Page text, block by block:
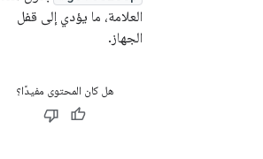
العلامة، ما يؤدي إلى قفل
الجهاز.
هل كان المحتوى مفيدًا؟